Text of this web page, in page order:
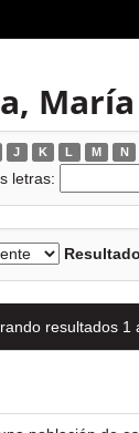
J K L M N
letras:
resultados 1